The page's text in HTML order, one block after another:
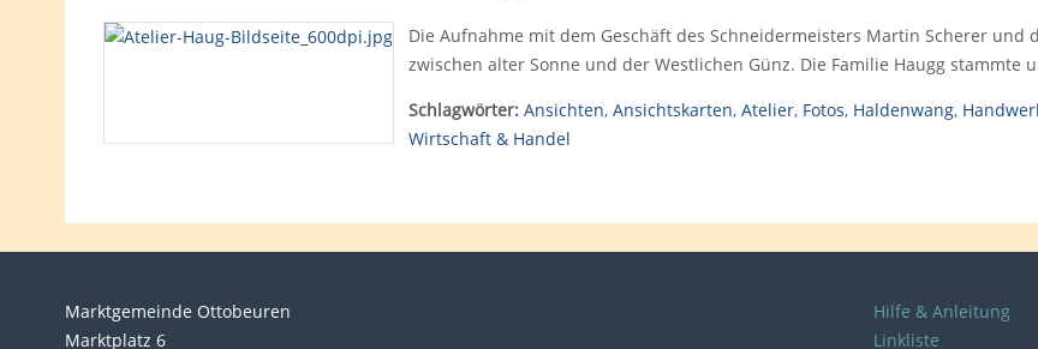
Die Aufnahme mit dem Geschäft des Schneidermeisters Martin Scherer und
zwischen alter Sonne und der Westlichen Günz. Die Familie Haugg
Schlagwörter: Ansichten, Ansichtskarten, Atelier, Fotos, Haldenwang,
Wirtschaft & Handel
Marktgemeinde Ottobeuren
Marktplatz 6
Hilfe & Anleitung
Linkliste